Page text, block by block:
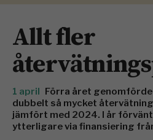
Allt fler
1 april
Förra året
dubbelt så mycket
jämfört med 2024. I år
ytterligare via finansiering